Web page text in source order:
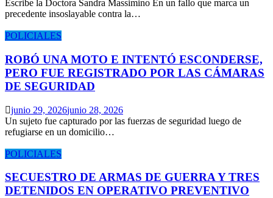
Escribe la Doctora Sandra Massimino En un fallo que marca un
precedente insoslayable contra la…
POLICIALES
ROBÓ UNA MOTO E INTENTÓ ESCONDERSE,
PERO FUE REGISTRADO POR LAS CÁMARAS
DE SEGURIDAD
junio 29, 2026junio 28, 2026
Un sujeto fue capturado por las fuerzas de seguridad luego de
refugiarse en un domicilio…
POLICIALES
SECUESTRO DE ARMAS DE GUERRA Y TRES
DETENIDOS EN OPERATIVO PREVENTIVO